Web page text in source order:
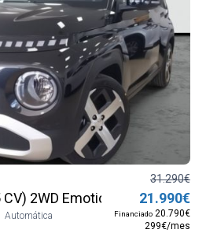
CV) 2WD Emotion MY26
Automática
31.290€
21.990€
Financiado 20.790€
299€/mes